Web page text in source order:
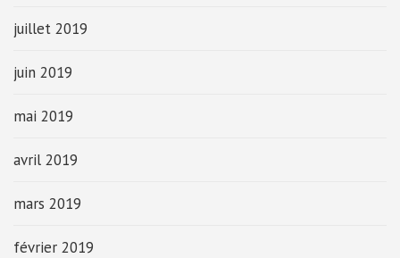
juillet 2019
juin 2019
mai 2019
avril 2019
mars 2019
février 2019